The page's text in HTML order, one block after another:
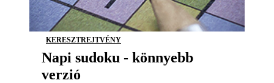
KERESZTREJTVÉNY
Napi sudoku - könnyebb
verzió